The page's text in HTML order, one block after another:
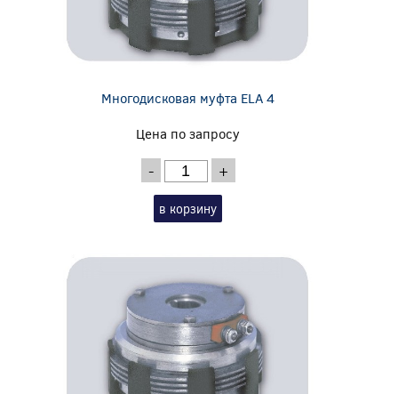
Многодисковая муфта ELA 4
Цена по запросу
- +
в корзину